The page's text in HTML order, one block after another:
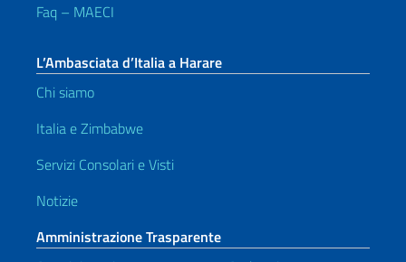
Faq – MAECI
L’Ambasciata d’Italia a Harare
Chi siamo
Italia e Zimbabwe
Servizi Consolari e Visti
Notizie
Amministrazione Trasparente